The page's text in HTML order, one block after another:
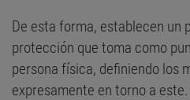
De esta forma, establecen un
protección que toma como
persona física, definiendo los
expresamente en torno a